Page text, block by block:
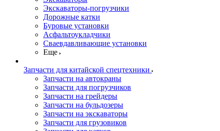
Экскаваторы-погрузчики
Дорожные катки
Буровые установки
Асфальтоукладчики
Сваевдавливающие установки
Еще
Запчасти для китайской спецтехники
Запчасти на автокраны
Запчасти для погрузчиков
Запчасти на грейдеры
Запчасти на бульдозеры
Запчасти на экскаваторы
Запчасти для грузовиков